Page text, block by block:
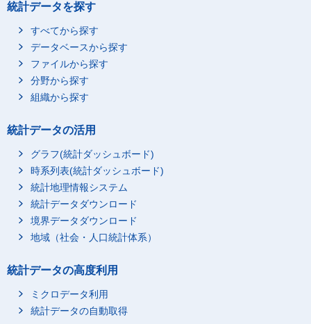
統計データを探す
すべてから探す
データベースから探す
ファイルから探す
分野から探す
組織から探す
統計データの活用
グラフ(統計ダッシュボード)
時系列表(統計ダッシュボード)
統計地理情報システム
統計データダウンロード
境界データダウンロード
地域（社会・人口統計体系）
統計データの高度利用
ミクロデータ利用
統計データの自動取得